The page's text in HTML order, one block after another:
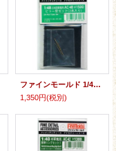
ファインモールド 1/48 日本陸軍機用ピトー管セット
1,350円(税別)